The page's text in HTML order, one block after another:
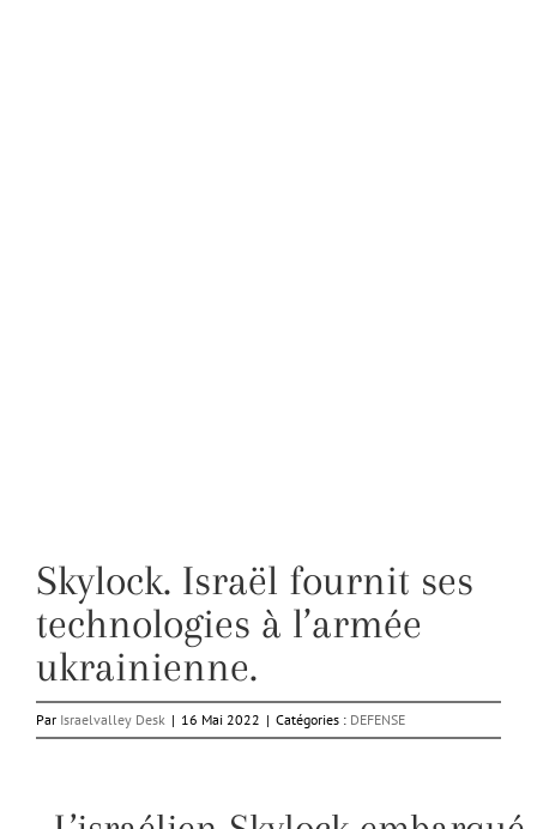
Skylock. Israël fournit ses
technologies à l’armée
ukrainienne.
Par Israelvalley Desk | 16 Mai 2022 | Catégories : DEFENSE